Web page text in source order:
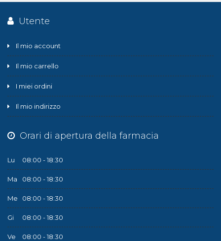
Utente
Il mio account
Il mio carrello
I miei ordini
Il mio indirizzo
Orari di apertura della farmacia
Lu 08:00 - 18:30
Ma 08:00 - 18:30
Me 08:00 - 18:30
Gi 08:00 - 18:30
Ve 08:00 - 18:30